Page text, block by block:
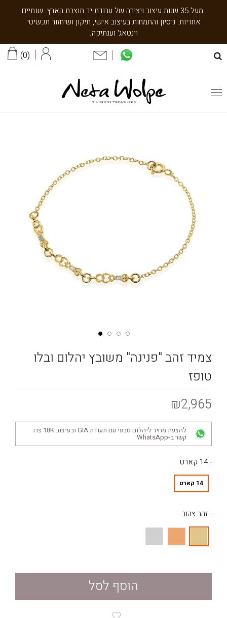
מעל 35 שנות עיצוב ויצירה של עבודת יד תוצרת הארץ. שנתיים
אחריות. ניסיון והתמחות בעיצוב אישי, תיקון ושיחזור תכשיטי
וינטאג' וענתיקה.
0
צמיד זהב "פנינה" משובץ יהלום ובלו
טופז
₪2,965
להצעת מחיר ליהלום טבעי עם תעודת GIA ובעיצוב 18K צרו
קשר ב-WhatsApp
- 14 קארט
14 קארט
- זהב צהוב
הוסף לסל